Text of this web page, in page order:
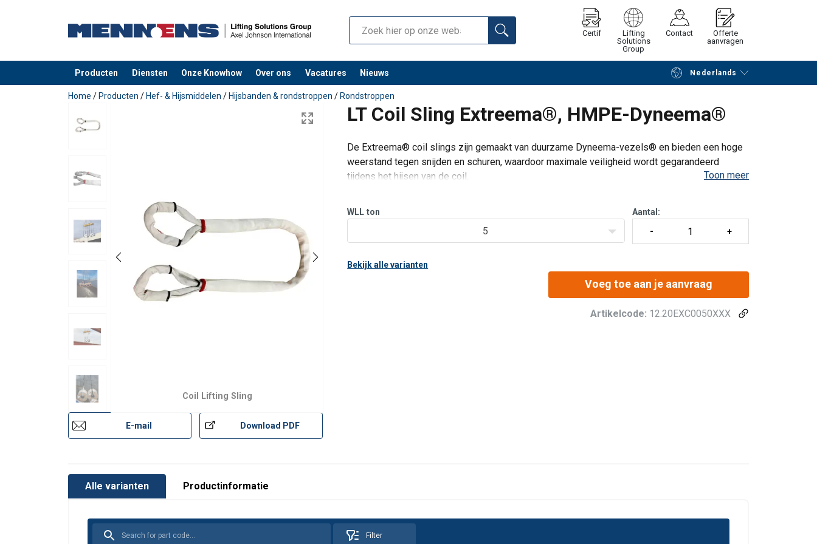
Certif
Lifting
Solutions
Group
Contact
Offerte
aanvragen
Producten Diensten Onze Knowhow Over ons Vacatures Nieuws Nederlands
toegevoegd aan uw offerte Verder winkelen Vraag offerte aan
Home / Producten / Hef- & Hijsmiddelen / Hijsbanden & rondstroppen / Rondstroppen
LT Coil Sling Extreema®, HMPE-Dyneema®
Coil Lifting Sling
E-mail Download PDF
De Extreema® coil slings zijn gemaakt van duurzame Dyneema-vezels® en bieden een hoge
weerstand tegen snijden en schuren, waardoor maximale veiligheid wordt gegarandeerd
tijdens het hijsen van de coil.
lading e
Toon meer
WLL ton
5
Aantal:
Bekijk alle varianten
Voeg toe aan je aanvraag
Artikelcode: 12.20EXC0050XXX
Alle varianten Productinformatie
Filter
Materiaal:
Markering: